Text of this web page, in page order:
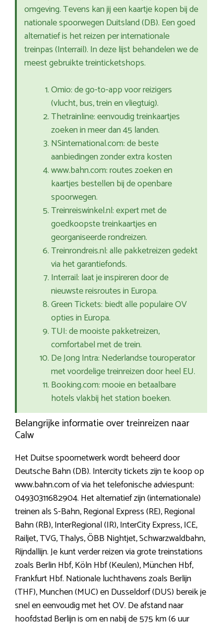
omgeving. Tevens kan jij een kaartje kopen bij de
nationale spoorwegen Duitsland (DB). Een goed
alternatief is het reizen per internationale
treinpas (Interrail). In deze lijst behandelen we de
meest gebruikte treinticketshops.
Omio: de go-to-app voor reizigers
(vlucht, bus, trein en vliegtuig).
Thetrainline: eenvoudig treinkaartjes
zoeken in meer dan 45 landen.
NSinternational.com: de beste
aanbiedingen zonder extra kosten
www.bahn.com: routes zoeken en
kaartjes bestellen bij de openbare
spoorwegen.
Treinreiswinkel.nl: expert met de
goedkoopste treinkaartjes en
georganiseerde rondreizen.
Treinrondreis.nl: alle pakketreizen gedekt
via het garantiefonds.
Interrail: laat je inspireren door de
nieuwste reisroutes in Europa.
Green Tickets: biedt alle populaire OV
opties in Europa.
TUI: de mooiste pakketreizen,
comfortabel met de trein.
De Jong Intra: Nederlandse touroperator
met voordelige treinreizen door heel EU.
Booking.com: mooie en betaalbare
hotels vlakbij het station boeken.
Belangrijke informatie over treinreizen naar
Calw
Het Duitse spoornetwerk wordt beheerd door
Deutsche Bahn (DB). Intercity tickets zijn te koop op
www.bahn.com of via het telefonische adviespunt:
04930311682904. Het alternatief zijn (internationale)
treinen als S-Bahn, Regional Express (RE), Regional
Bahn (RB), InterRegional (IR), InterCity Express, ICE,
Railjet, TVG, Thalys, ÖBB Nightjet, Schwarzwaldbahn,
Rijndallijn. Je kunt verder reizen via grote treinstations
zoals Berlin Hbf, Köln Hbf (Keulen), München Hbf,
Frankfurt Hbf. Nationale luchthavens zoals Berlijn
(THF), Munchen (MUC) en Dusseldorf (DUS) bereik je
snel en eenvoudig met het OV. De afstand naar
hoofdstad Berlijn is om en nabij de 575 km (6 uur